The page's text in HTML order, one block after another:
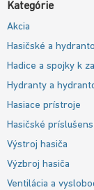
Kategórie
Akcia
Hasičské a
Hadice a spojky k
Hydranty a
Hasiace prístroje
Hasičské
Výstroj hasiča
Výzbroj hasiča
Ventilácia a